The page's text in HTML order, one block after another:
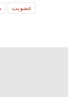
عضویت